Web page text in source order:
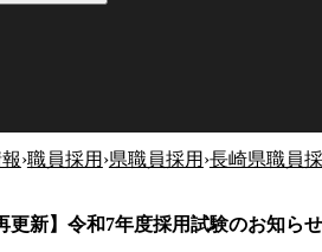
›職員採用 ›県職員採用 ›長崎県職員
更新】令和7年度採用試験のお知ら